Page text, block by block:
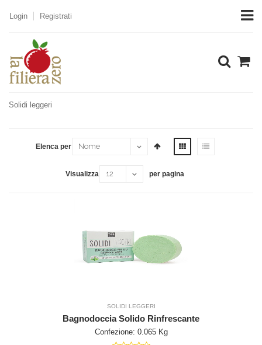
Login Registrati
Prodotti
Solidi leggeri
Elenca per
Visualizza per pagina
SOLIDI LEGGERI
Bagnodoccia Solido Rinfrescante
Confezione: 0.065 Kg
La Filiera
questo sito